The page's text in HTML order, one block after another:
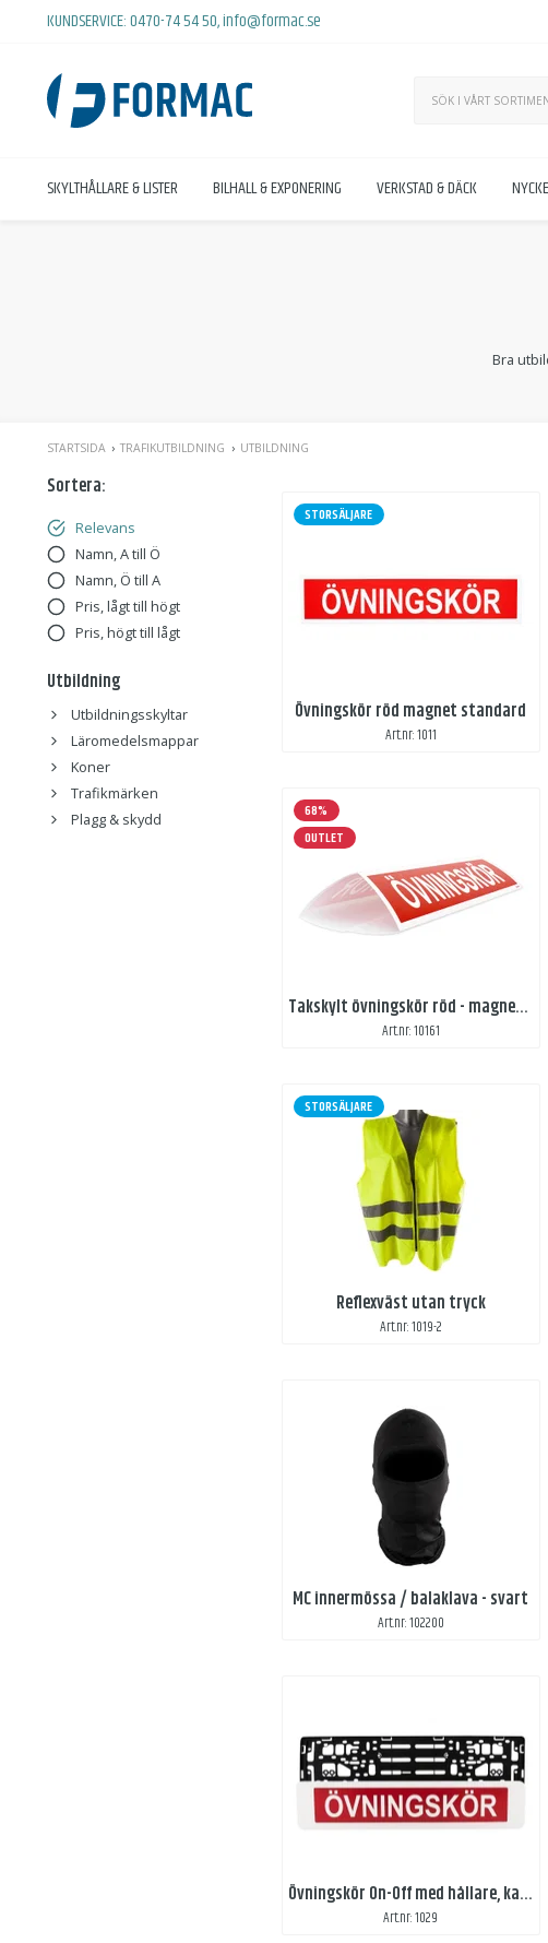
KUNDSERVICE:0470-74 54 50,info@formac.se
SKYLTHÅLLARE & LISTER BILHALL & EXPONERING VERKSTAD & DÄCK
Bra
STARTSIDA TRAFIKUTBILDNING UTBILDNING
Sortera:
Relevans
Namn, A till Ö
Namn, Ö till A
Pris, lågt till högt
Pris, högt till lågt
Utbildning
Utbildningsskyltar
Läromedelsmappar
Koner
Trafikmärken
Plagg & skydd
STORSÄLJARE
Övningskör röd magnet standard
Art.nr: 1011
68%
OUTLET
Takskylt övningskör röd - magnetfäste
Art.nr: 10161
STORSÄLJARE
Reflexväst utan tryck
Art.nr: 1019-2
MC innermössa / balaklava - svart
Art.nr: 102200
Övningskör On-Off med hållare, kardborre
Art.nr: 1029